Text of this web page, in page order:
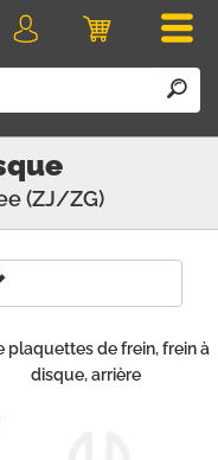
Panier
Login
(ZJ/ZG)
plaquettes de frein, frein à
disque, arrière